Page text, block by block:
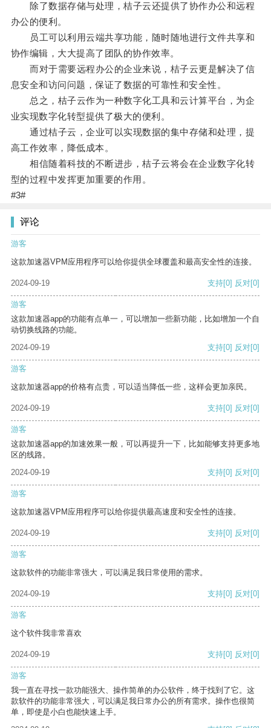
除了数据存储与处理，桔子云还提供了协作办公和远程
办公的便利。
员工可以利用云端共享功能，随时随地进行文件共享和
协作编辑，大大提高了团队的协作效率。
而对于需要远程办公的企业来说，桔子云更是解决了信
息安全和访问问题，保证了数据的可靠性和安全性。
总之，桔子云作为一种数字化工具和云计算平台，为企
业实现数字化转型提供了极大的便利。
通过桔子云，企业可以实现数据的集中存储和处理，提
高工作效率，降低成本。
相信随着科技的不断进步，桔子云将会在企业数字化转
型的过程中发挥更加重要的作用。
#3#
评论
游客
这款加速器VPM应用程序可以给你提供全球覆盖和最高安全性的连接。
2024-09-19 支持[0] 反对[0]
游客
这款加速器app的功能有点单一，可以增加一些新功能，比如增加一个自
动切换线路的功能。
2024-09-19
支持[0] 反对[0]
游客
这款加速器app的价格有点贵，可以适当降低一些，这样会更加亲民。
2024-09-19 支持[0] 反对[0]
游客
这款加速器app的加速效果一般，可以再提升一下，比如能够支持更多地
区的线路。
2024-09-19
支持[0] 反对[0]
游客
这款加速器VPM应用程序可以给你提供最高速度和安全性的连接。
2024-09-19 支持[0] 反对[0]
游客
这款软件的功能非常强大，可以满足我日常使用的需求。
2024-09-19 支持[0] 反对[0]
游客
这个软件我非常喜欢
2024-09-19 支持[0] 反对[0]
游客
我一直在寻找一款功能强大、操作简单的办公软件，终于找到了它。这
款软件的功能非常强大，可以满足我日常办公的所有需求。操作也很简
单，即使是小白也能快速上手。